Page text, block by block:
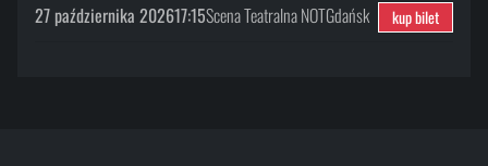
27 października 202617:15Scena Teatralna NOTGdańsk kup bilet